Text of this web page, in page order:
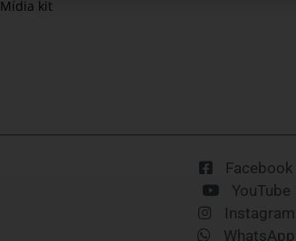
Mídia kit
Facebook
YouTube
Instagram
WhatsApp